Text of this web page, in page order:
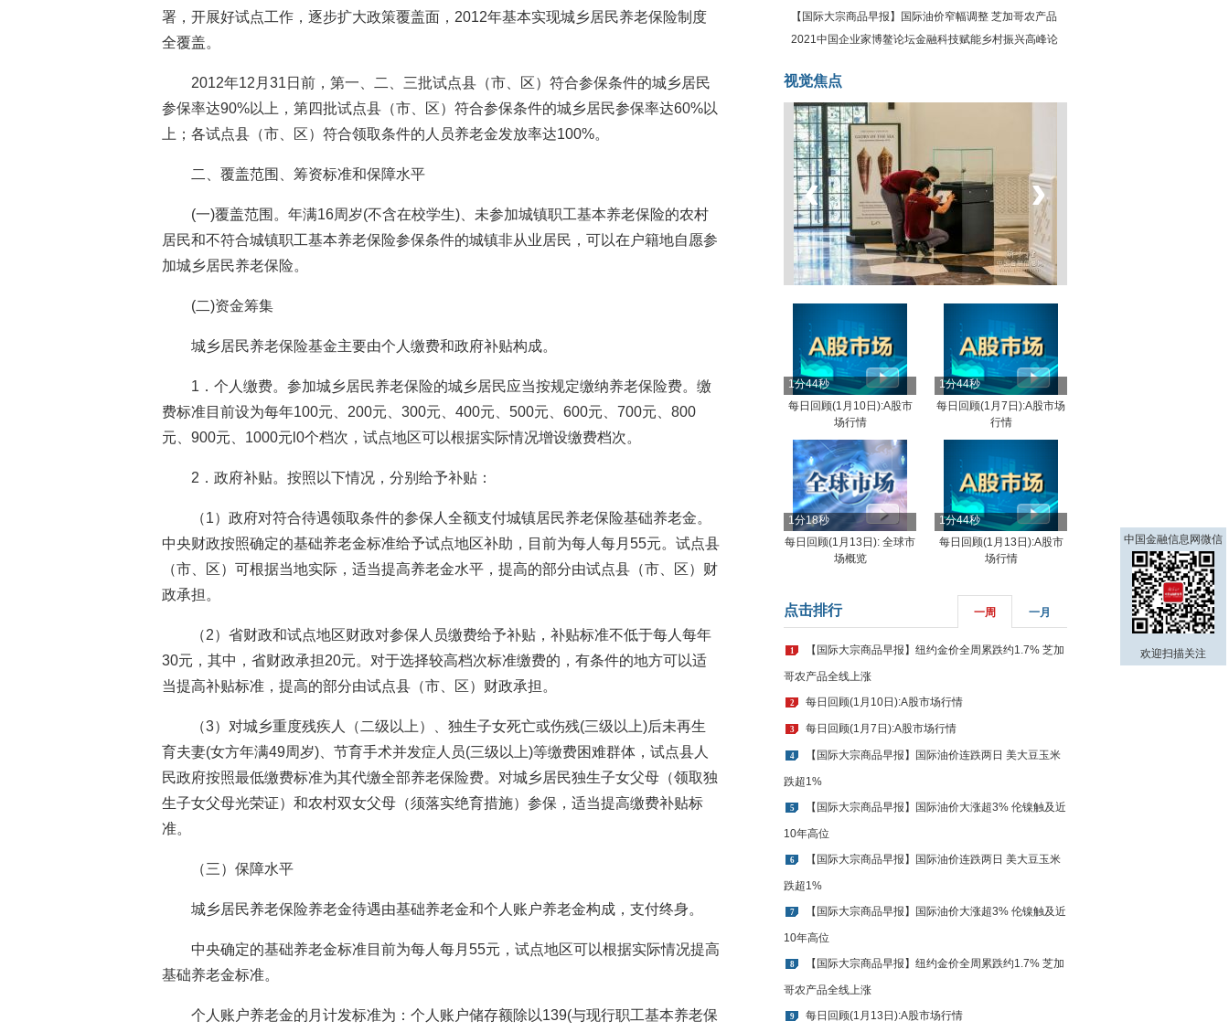
署，开展好试点工作，逐步扩大政策覆盖面，2012年基本实现城乡居民养老保险制度
全覆盖。
2012年12月31日前，第一、二、三批试点县（市、区）符合参保条件的城乡居民
参保率达90%以上，第四批试点县（市、区）符合参保条件的城乡居民参保率达60%以
上；各试点县（市、区）符合领取条件的人员养老金发放率达100%。
二、覆盖范围、筹资标准和保障水平
(一)覆盖范围。年满16周岁(不含在校学生)、未参加城镇职工基本养老保险的农村
居民和不符合城镇职工基本养老保险参保条件的城镇非从业居民，可以在户籍地自愿参
加城乡居民养老保险。
(二)资金筹集
城乡居民养老保险基金主要由个人缴费和政府补贴构成。
1．个人缴费。参加城乡居民养老保险的城乡居民应当按规定缴纳养老保险费。缴
费标准目前设为每年100元、200元、300元、400元、500元、600元、700元、800
元、900元、1000元l0个档次，试点地区可以根据实际情况增设缴费档次。
2．政府补贴。按照以下情况，分别给予补贴：
（1）政府对符合待遇领取条件的参保人全额支付城镇居民养老保险基础养老金。
中央财政按照确定的基础养老金标准给予试点地区补助，目前为每人每月55元。试点县
（市、区）可根据当地实际，适当提高养老金水平，提高的部分由试点县（市、区）财
政承担。
（2）省财政和试点地区财政对参保人员缴费给予补贴，补贴标准不低于每人每年
30元，其中，省财政承担20元。对于选择较高档次标准缴费的，有条件的地方可以适
当提高补贴标准，提高的部分由试点县（市、区）财政承担。
（3）对城乡重度残疾人（二级以上）、独生子女死亡或伤残(三级以上)后未再生
育夫妻(女方年满49周岁)、节育手术并发症人员(三级以上)等缴费困难群体，试点县人
民政府按照最低缴费标准为其代缴全部养老保险费。对城乡居民独生子女父母（领取独
生子女父母光荣证）和农村双女父母（须落实绝育措施）参保，适当提高缴费补贴标
准。
（三）保障水平
城乡居民养老保险养老金待遇由基础养老金和个人账户养老金构成，支付终身。
中央确定的基础养老金标准目前为每人每月55元，试点地区可以根据实际情况提高
基础养老金标准。
个人账户养老金的月计发标准为：个人账户储存额除以139(与现行职工基本养老保
【国际大宗商品早报】国际油价窄幅调整 芝加哥农产品
全线下跌
2021中国企业家博鳌论坛金融科技赋能乡村振兴高峰论
视觉焦点
坐上火车看老挝
‹ ›
1分44秒
每日回顾(1月10日):A股市
场行情
1分44秒
每日回顾(1月7日):A股市场
行情
1分18秒
每日回顾(1月13日): 全球市
场概览
1分44秒
每日回顾(1月13日):A股市
场行情
点击排行 一周 一月
1 【国际大宗商品早报】纽约金价全周累跌约1.7% 芝加
哥农产品全线上涨
2 每日回顾(1月10日):A股市场行情
3 每日回顾(1月7日):A股市场行情
4 【国际大宗商品早报】国际油价连跌两日 美大豆玉米
跌超1%
5 【国际大宗商品早报】国际油价大涨超3% 伦镍触及近
10年高位
6 【国际大宗商品早报】国际油价连跌两日 美大豆玉米
跌超1%
7 【国际大宗商品早报】国际油价大涨超3% 伦镍触及近
10年高位
8 【国际大宗商品早报】纽约金价全周累跌约1.7% 芝加
哥农产品全线上涨
9 每日回顾(1月13日):A股市场行情
中国金融信息网微信
欢迎扫描关注